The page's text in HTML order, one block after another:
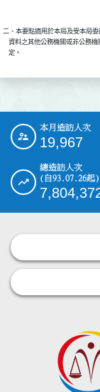
二、本要點適用於本局及受本局
資料之其他公務機關或非公務
::: 本月造訪人次
19,967
總造訪人次
(自93.07.26起)